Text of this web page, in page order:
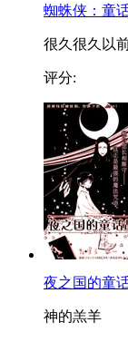
蜘蛛侠：童
很久很久以
评分:
夜之国的童
神的羔羊